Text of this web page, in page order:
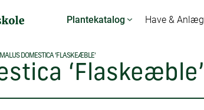
Plantekatalog Have & Anlæg
MALUS DOMESTICA ‘FLASKEÆBLE’
‘Flaskeæble’